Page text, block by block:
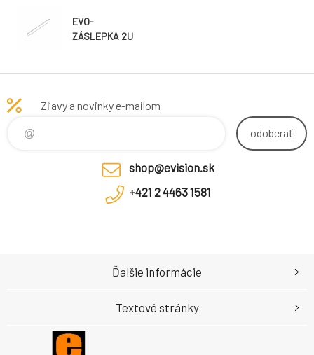
EVO-
ZÁSLEPKA 2U
Zľavy a novinky e-mailom
odoberať
shop@evision.sk
+421 2 4463 1581
Ďalšie informácie
Textové stránky